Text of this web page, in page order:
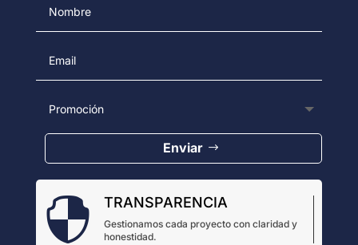
Enviar
 TRANSPARENCIA
Gestionamos cada proyecto con claridad y
honestidad.